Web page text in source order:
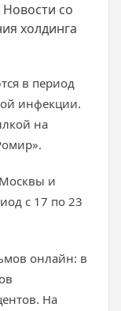
со
холдинга
в период
инфекции.
на
и
с 17 по 23
онлайн: в
На